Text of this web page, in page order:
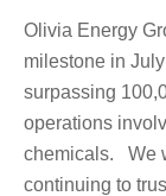
Olivia Energy
milestone in
surpassing
operations
chemicals. We
continuing to